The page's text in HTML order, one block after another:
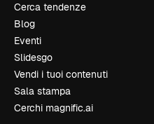
Cerca tendenze
Blog
Eventi
Slidesgo
Vendi i tuoi contenuti
Sala stampa
Cerchi magnific.ai